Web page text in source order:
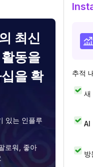
최신
동을
을 확
있는 인플루
로워, 좋아
추적
새
AI
방